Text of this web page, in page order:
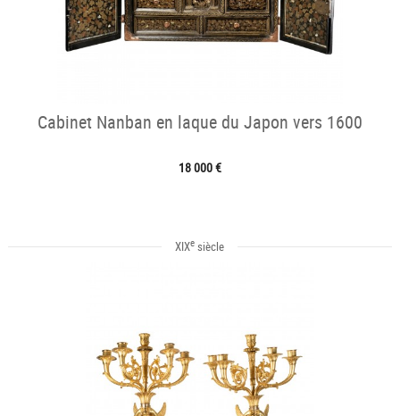
Cabinet Nanban en laque du Japon vers 1600
18 000 €
XIXe siècle